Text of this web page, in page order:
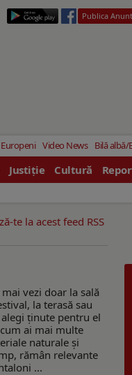
Publica Anunt
Video News Bilă albă/
Justiție Cultură
te la acest feed RSS
vezi doar la sală
la terasă sau
ținute pentru el
ai mai multe
naturale și
rămân relevante
...